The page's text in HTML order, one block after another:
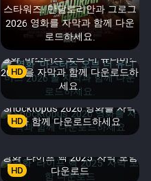
스타워즈: 만달로리안과 그로그
2026 영화를 자막과 함께 다운
로드하세요.
영화 '마스터즈 오브 더 유니버스
2026'을 자막과 함께 다운로드하
세요.
HD
Shocktopus 2026 영화를 자막
과 함께 다운로드하세요
HD
영화 '라이프 핵 2025' 자막 포함
다운로드
HD